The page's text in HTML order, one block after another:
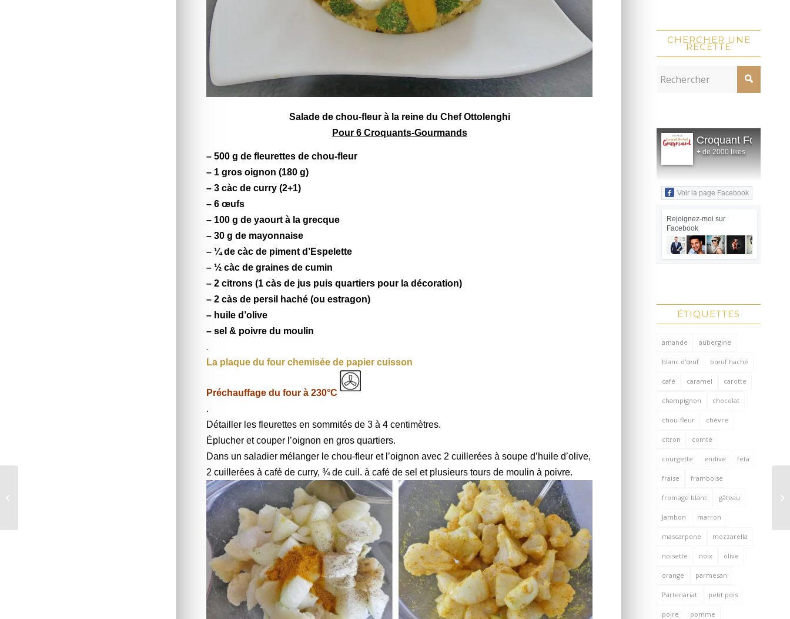
Saladede chou-fleur à la reine du ChefOttolenghi
Pour 6 Croquants-Gourmands
– 500 g de fleurettes de chou-fleur
– 1 gros oignon (180 g)
– 3 càc de curry (2+1)
– 6 œufs
– 100 g de yaourtà la grecque
– 30 g de mayonnaise
– ¼ de càc de piment d’Espelette
– ½ càc de graines de cumin
– 2 citrons (1 càs de jus puis quartiers pour la décoration)
– 2 càs de persil haché (ou estragon)
– huile d’olive
– sel & poivre du moulin
.
La plaque du four chemisée de papier cuisson
Préchauffage du four à 230°C
.
Détailler les fleurettes en sommités de 3 à 4 centimètres.
Éplucher et couper l’oignon en gros quartiers.
Dans un saladier mélanger le chou-fleur et l’oignon avec 2 cuillerées à soupe d’huile d’olive,
2 cuillerées à café de curry, ¾ de cuil. à café de sel et plusieurs tours de moulin à poivre.
CHERCHER UNE
RECETTE
Croquant Fondant
+ de 2000 likes
Voir la page Facebook
Rejoignez-moi sur
Facebook
ÉTIQUETTES
amande aubergine
blanc d'œuf bœuf haché
café caramel carotte
champignon chocolat
chou-fleur chèvre
citron comté
courgette endive feta
fraise framboise
fromage blanc gâteau
Jambon marron
mascarpone mozzarella
noisette noix olive
orange parmesan
Partenariat petit pois
poire pomme